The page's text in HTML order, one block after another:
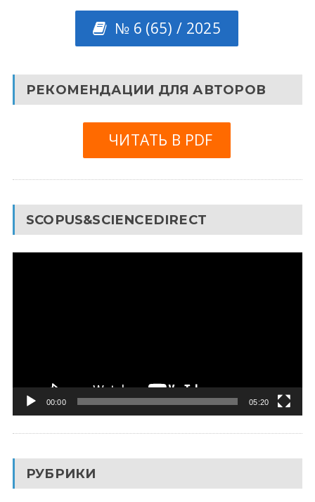
№ 6 (65) / 2025
РЕКОМЕНДАЦИИ ДЛЯ АВТОРОВ
ЧИТАТЬ В PDF
SCOPUS&SCIENCEDIRECT
00:00 05:20
РУБРИКИ